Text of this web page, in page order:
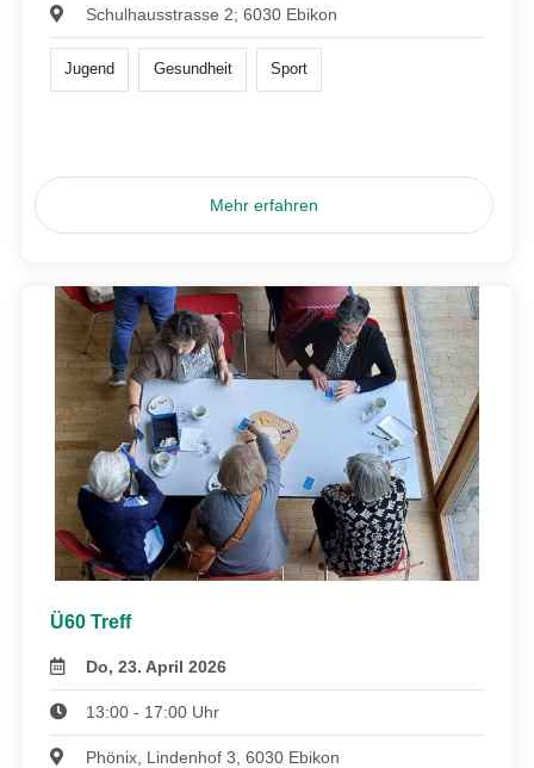
Schulhausstrasse 2; 6030 Ebikon
Jugend Gesundheit Sport
Mehr erfahren
Ü60 Treff
Do, 23. April 2026
13:00 - 17:00 Uhr
Phönix, Lindenhof 3, 6030 Ebikon